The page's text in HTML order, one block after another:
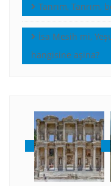
Tanrım, Tanrım,
İsa Mesih mi,
hangisine aşina?